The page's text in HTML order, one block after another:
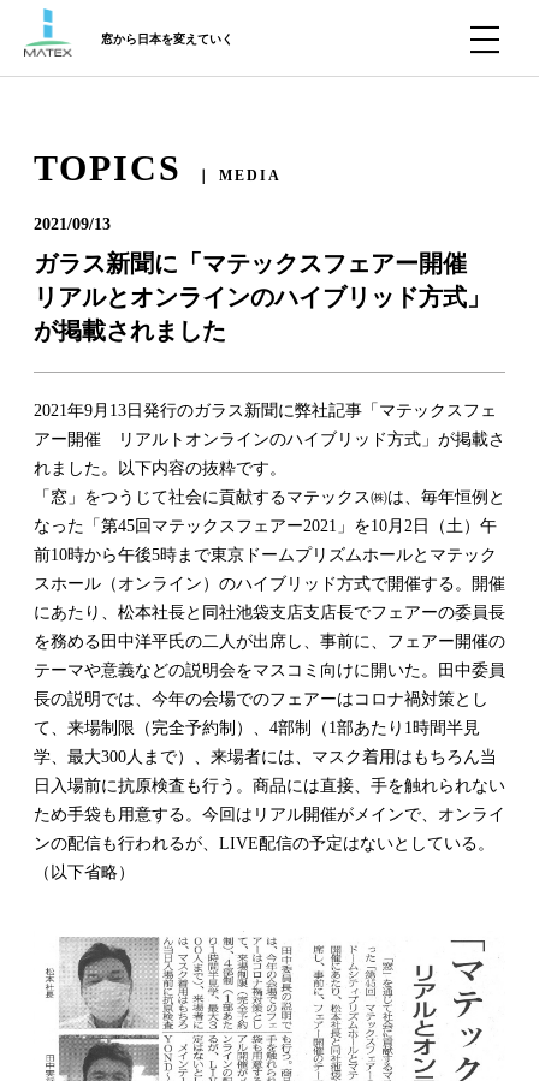
窓から日本を変えていく
TOPICS ｜ MEDIA
2021/09/13
ガラス新聞に「マテックスフェアー開催
リアルとオンラインのハイブリッド方式」
が掲載されました
2021年9月13日発行のガラス新聞に弊社記事「マテックスフェ
アー開催 リアルトオンラインのハイブリッド方式」が掲載さ
れました。以下内容の抜粋です。
「窓」をつうじて社会に貢献するマテックス㈱は、毎年恒例と
なった「第45回マテックスフェアー2021」を10月2日（土）午
前10時から午後5時まで東京ドームプリズムホールとマテック
スホール（オンライン）のハイブリッド方式で開催する。開催
にあたり、松本社長と同社池袋支店支店長でフェアーの委員長
を務める田中洋平氏の二人が出席し、事前に、フェアー開催の
テーマや意義などの説明会をマスコミ向けに開いた。田中委員
長の説明では、今年の会場でのフェアーはコロナ禍対策とし
て、来場制限（完全予約制）、4部制（1部あたり1時間半見
学、最大300人まで）、来場者には、マスク着用はもちろん当
日入場前に抗原検査も行う。商品には直接、手を触れられない
ため手袋も用意する。今回はリアル開催がメインで、オンライ
ンの配信も行われるが、LIVE配信の予定はないとしている。
（以下省略）